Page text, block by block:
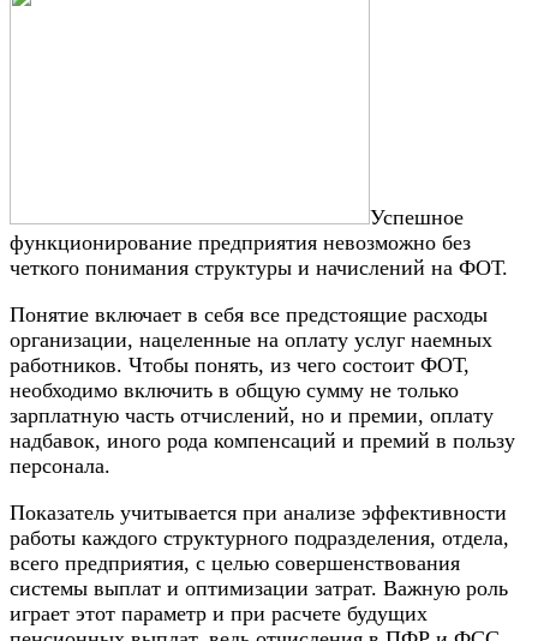
Успешное
функционирование предприятия невозможно без
четкого понимания структуры и начислений на ФОТ.
Понятие включает в себя все предстоящие расходы
организации, нацеленные на оплату услуг наемных
работников. Чтобы понять, из чего состоит ФОТ,
необходимо включить в общую сумму не только
зарплатную часть отчислений, но и премии, оплату
надбавок, иного рода компенсаций и премий в пользу
персонала.
Показатель учитывается при анализе эффективности
работы каждого структурного подразделения, отдела,
всего предприятия, с целью совершенствования
системы выплат и оптимизации затрат. Важную роль
играет этот параметр и при расчете будущих